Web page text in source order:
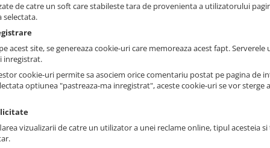
de catre un soft care stabileste tara de provenienta a utilizatorului
selectata.
acest site, se genereaza cookie-uri care memoreaza acest fapt.
inregistrat.
cookie-uri permite sa asociem orice comentariu postat pe pagina de
optiunea "pastreaza-ma inregistrat", aceste cookie-uri se vor
vizualizarii de catre un utilizator a unei reclame online, tipul acesteia